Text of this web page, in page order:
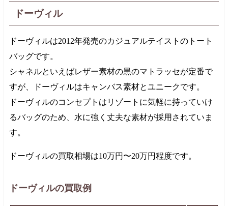
ドーヴィル
ドーヴィルは2012年発売のカジュアルテイストのトート
バッグです。
シャネルといえばレザー素材の黒のマトラッセが定番で
すが、ドーヴィルはキャンバス素材とユニークです。
ドーヴィルのコンセプトはリゾートに気軽に持っていけ
るバッグのため、水に強く丈夫な素材が採用されていま
す。
ドーヴィルの買取相場は10万円 〜20万円程度です。
ドーヴィルの買取例